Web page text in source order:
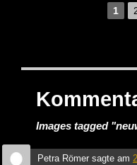
1
Images tagged
Petra Römersagte am